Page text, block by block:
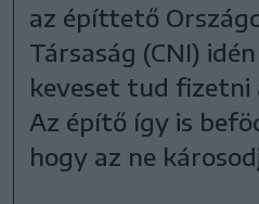
az építtető
Társaság (CNI)
keveset tud fizetni
Az építő így is
hogy az ne